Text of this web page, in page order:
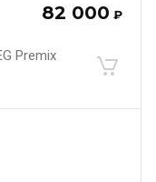
82 000 ₽
Premix